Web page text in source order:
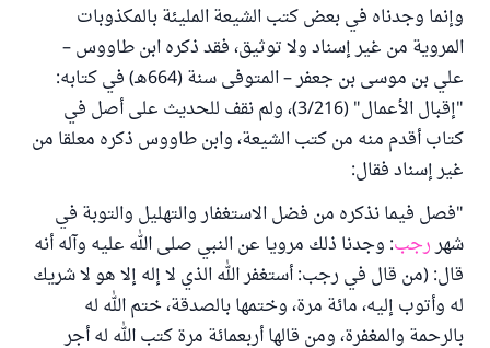
وإنما وجدناه في بعض كتب الشيعة المليئة بالمكذوبات
المروية من غير إسناد ولا توثيق، فقد ذكره ابن طاووس –
علي بن موسى بن جعفر – المتوفى سنة (664هـ) في كتابه:
"إقبال الأعمال" (3/216)، ولم نقف للحديث على أصل في
كتاب أقدم منه من كتب الشيعة، وابن طاووس ذكره معلقا من
غير إسناد فقال:
"فصل فيما نذكره من فضل الاستغفار والتهليل والتوبة في
شهررجب: وجدنا ذلك مرويا عن النبي صلى الله عليه وآله أنه
قال: (من قال في رجب: أستغفر الله الذي لا إله إلا هو لا شريك
له وأتوب إليه، مائة مرة، وختمها بالصدقة، ختم الله له
بالرحمة والمغفرة، ومن قالها أربعمائة مرة كتب الله له أجر